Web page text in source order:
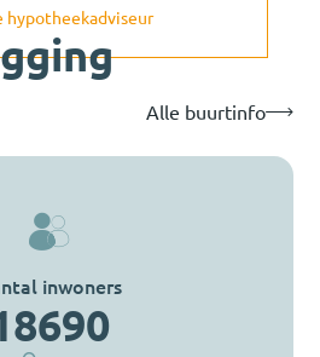
hypotheekadviseur
Alle buurtinfo
inwoners